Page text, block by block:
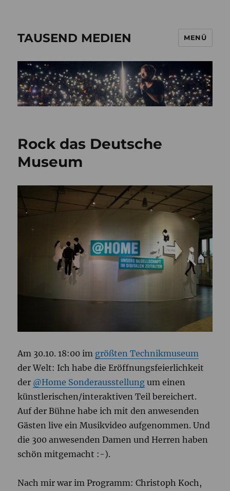
TAUSEND MEDIEN MENÜ
Rock das Deutsche
Museum
Am 30.10. 18:00 im größten Technikmuseum
der Welt: Ich habe die Eröffnungsfeierlichkeit
der @Home Sonderausstellung um einen
künstlerischen/interaktiven Teil bereichert.
Auf der Bühne habe ich mit den anwesenden
Gästen live ein Musikvideo aufgenommen. Und
die 300 anwesenden Damen und Herren haben
schön mitgemacht :-).
Nach mir war im Programm: Christoph Koch,